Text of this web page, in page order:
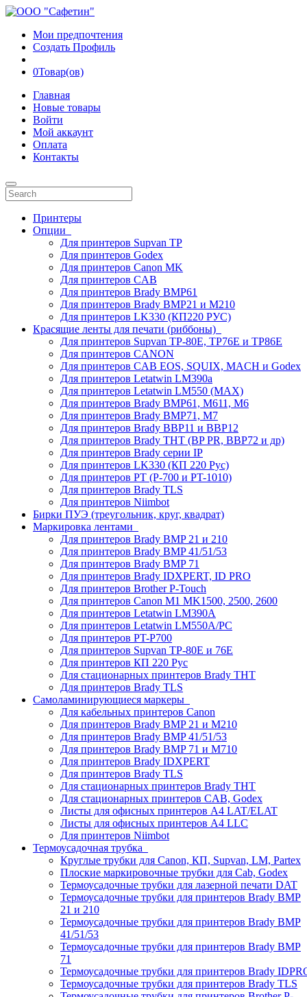
Мои предпочтения
Создать Профиль
0Товар(ов)
Главная
Новые товары
Войти
Мой аккаунт
Оплата
Контакты
Принтеры
Опции
Для принтеров Supvan TP
Для принтеров Godex
Для принтеров Canon MK
Для принтеров CAB
Для принтеров Brady BMP61
Для принтеров Brady BMP21 и M210
Для принтеров LK330 (КП220 РУС)
Красящие ленты для печати (риббоны)
Для принтеров Supvan TP-80E, TP76E и TP86E
Для принтеров CANON
Для принтеров CAB EOS, SQUIX, MACH и Godex
Для принтеров Letatwin LM390a
Для принтеров Letatwin LM550 (MAX)
Для принтеров Brady BMP61, M611, M6
Для принтеров Brady BMP71, M7
Для принтеров Brady BBP11 и BBP12
Для принтеров Brady THT (BP PR, BBP72 и др)
Для принтеров Brady серии IP
Для принтеров LK330 (КП 220 Рус)
Для принтеров PT (P-700 и PT-1010)
Для принтеров Brady TLS
Для принтеров Niimbot
Бирки ПУЭ (треугольник, круг, квадрат)
Маркировка лентами
Для принтеров Brady BMP 21 и 210
Для принтеров Brady BMP 41/51/53
Для принтеров Brady BMP 71
Для принтеров Brady IDXPERT, ID PRO
Для принтеров Brother P-Touch
Для принтеров Canon M1 MK1500, 2500, 2600
Для принтеров Letatwin LM390A
Для принтеров Letatwin LM550A/PC
Для принтеров PT-P700
Для принтеров Supvan TP-80E и 76E
Для принтеров КП 220 Рус
Для стационарных принтеров Brady THT
Для принтеров Brady TLS
Самоламинирующиеся маркеры
Для кабельных принтеров Canon
Для принтеров Brady BMP 21 и M210
Для принтеров Brady BMP 41/51/53
Для принтеров Brady BMP 71 и M710
Для принтеров Brady IDXPERT
Для принтеров Brady TLS
Для стационарных принтеров Brady THT
Для стационарных принтеров CAB, Godex
Листы для офисных принтеров А4 LAT/ELAT
Листы для офисных принтеров А4 LLC
Для принтеров Niimbot
Термоусадочная трубка
Круглые трубки для Canon, КП, Supvan, LM, Partex
Плоские маркировочные трубки для Cab, Godex
Термоусадочные трубки для лазерной печати DAT
Термоусадочные трубки для принтеров Brady BMP
21 и 210
Термоусадочные трубки для принтеров Brady BMP
41/51/53
Термоусадочные трубки для принтеров Brady BMP
71
Термоусадочные трубки для принтеров Brady
Термоусадочные трубки для принтеров Brady TLS